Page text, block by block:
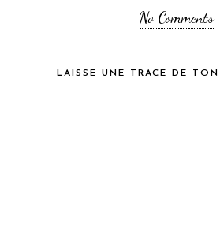
No Comments
LAISSE UNE TRACE DE TON